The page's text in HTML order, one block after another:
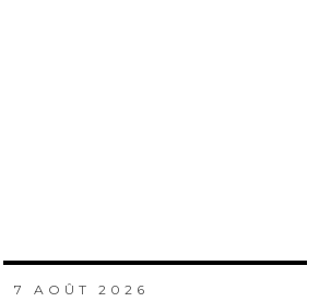
7 AOÛT 2026